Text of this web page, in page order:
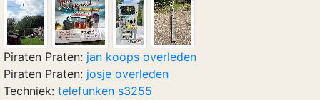
Piraten Praten: jan koops overleden
Piraten Praten: josje overleden
Techniek: telefunken s3255